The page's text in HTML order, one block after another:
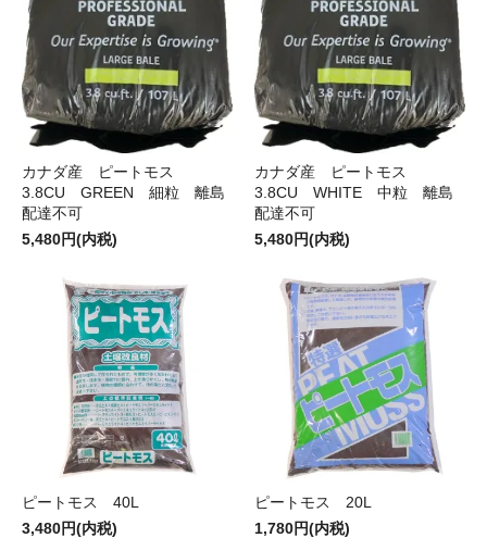
カナダ産 ピートモス
3.8CU GREEN 細粒 離島
配達不可
5,480円(内税)
カナダ産 ピートモス
3.8CU WHITE 中粒 離島
配達不可
5,480円(内税)
ピートモス 40L
3,480円(内税)
ピートモス 20L
1,780円(内税)